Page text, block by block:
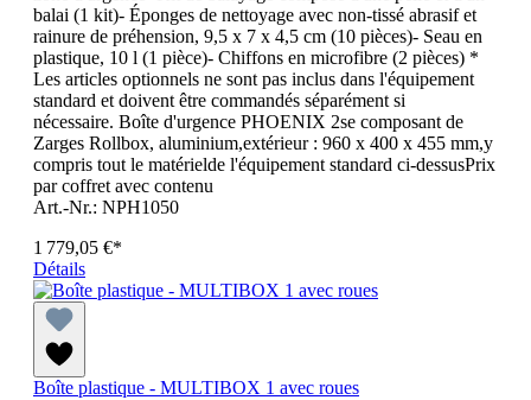
balai (1 kit)- Éponges de nettoyage avec non-tissé abrasif et
rainure de préhension, 9,5 x 7 x 4,5 cm (10 pièces)- Seau en
plastique, 10 l (1 pièce)- Chiffons en microfibre (2 pièces) *
Les articles optionnels ne sont pas inclus dans l'équipement
standard et doivent être commandés séparément si
nécessaire. Boîte d'urgence PHOENIX 2se composant de
Zarges Rollbox, aluminium,extérieur : 960 x 400 x 455 mm,y
compris tout le matérielde l'équipement standard ci-dessusPrix
par coffret avec contenu
Art.-Nr.: NPH1050
1 779,05 €*
Détails
Boîte plastique - MULTIBOX 1 avec roues